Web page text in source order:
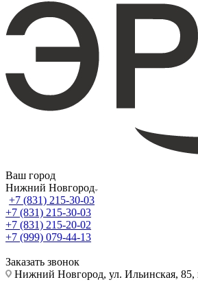
Ваш город
Нижний Новгород
+7 (831) 215-30-03
+7 (831) 215-30-03
+7 (831) 215-20-02
+7 (999) 079-44-13
Заказать звонок
Нижний Новгород, ул. Ильинская, 85,